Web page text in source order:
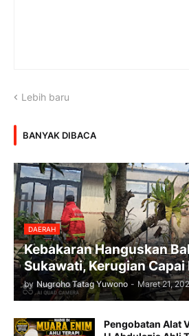
Lebih baru
BANYAK DIBACA
DAERAH
Kebakaran Hanguskan
Sukawati, Kerugian
by Nugroho Tatag Yuwono - Maret 21,
Pengobatan Alat